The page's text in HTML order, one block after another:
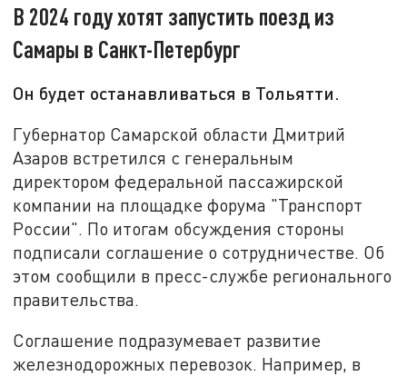
В 2024 году хотят запустить поезд из
Самары в Санкт-Петербург
Он будет останавливаться в Тольятти.
Губернатор Самарской области Дмитрий
Азаров встретился с генеральным
директором федеральной пассажирской
компании на площадке форума "Транспорт
России". По итогам обсуждения стороны
подписали соглашение о сотрудничестве. Об
этом сообщили в пресс-службе регионального
правительства.
Соглашение подразумевает развитие
железнодорожных перевозок. Например, в